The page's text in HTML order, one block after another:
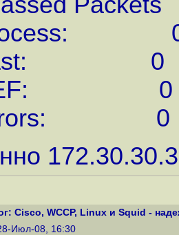
0
0
0
Cisco, WCCP, Linux и Squid -
Июл-08, 16:30